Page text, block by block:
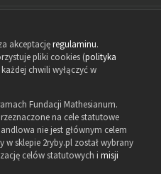
akceptacjęregulaminu.
pliki cookies (polityka
chwili wyłączyć w
Fundacji Mathesianum.
na cele statutowe
nie jest głównym celem
sklepie 2ryby.pl został wybrany
celów statutowych i misji